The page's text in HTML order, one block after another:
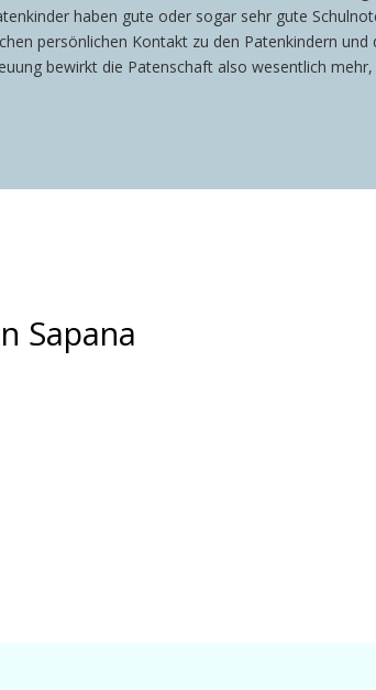
haben gute oder sogar sehr gute
persönlichen Kontakt zu den Patenkindern und
bewirkt die Patenschaft also wesentlich mehr,
Sapana